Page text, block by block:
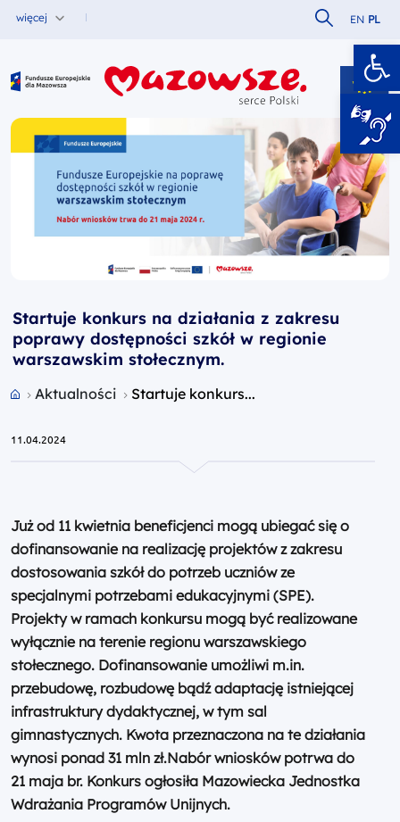
więcej Szukaj w
EN PL
Fundusze Europejskie dla Mazowsza
Startuje konkurs na działania z zakresu
poprawy dostępności szkół w regionie
warszawskim stołecznym.
Przejdź do strony głównej portalu
Aktualności Startuje konkurs...
11.04.2024
Już od 11 kwietnia beneficjenci mogą ubiegać się o
dofinansowanie na realizację projektów z zakresu
dostosowania szkół do potrzeb uczniów ze
specjalnymi potrzebami edukacyjnymi (SPE).
Projekty w ramach konkursu mogą być realizowane
wyłącznie na terenie regionu warszawskiego
stołecznego. Dofinansowanie umożliwi m.in.
przebudowę, rozbudowę bądź adaptację istniejącej
infrastruktury dydaktycznej, w tym sal
gimnastycznych. Kwota przeznaczona na te działania
wynosi ponad 31 mln zł.Nabór wniosków potrwa do
21 maja br. Konkurs ogłosiła Mazowiecka Jednostka
Wdrażania Programów Unijnych.